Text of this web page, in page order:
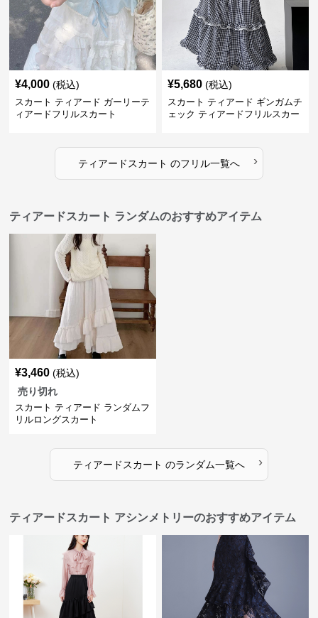
¥4,000 (税込)
スカート ティアード ガーリーテ
ィアードフリルスカート
¥5,680 (税込)
スカート ティアード ギンガムチ
ェック ティアードフリルスカー
ティアードスカート のフリル一覧へ ›
ティアードスカート ランダムのおすすめアイテム
¥3,460 (税込)
売り切れ
スカート ティアード ランダムフ
リルロングスカート
ティアードスカート のランダム一覧へ ›
ティアードスカート アシンメトリーのおすすめアイテム